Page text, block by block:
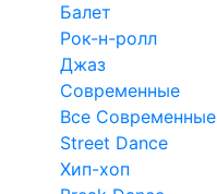
Балет
Рок-н-ролл
Джаз
Современные
Все Современные
Street Dance
Хип-хоп